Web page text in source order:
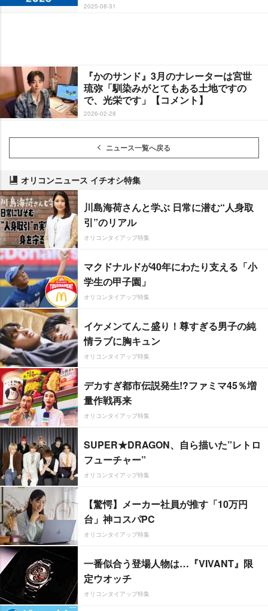
2025-08-31
『かのサンド』3月のナレーターは宮世
琉弥「馴染みがとてもある土地ですの
で、光栄です」【コメント】
2026-02-28
ニュース一覧へ戻る
オリコンニュース イチオシ特集
川島海荷さんと学ぶ 日常に潜む“人身取
引”のリアル
オリコンタイアップ特集
マクドナルドが40年にわたり支える「小
学生の甲子園」
オリコンタイアップ特集
イケメンてんこ盛り！尊すぎる男子の純
情ラブに胸キュン
オリコンタイアップ特集
デカすぎ都市伝説発生!?ファミマ45％増
量作戦再来
オリコンタイアップ特集
SUPER★DRAGON、自ら描いた”レトロ
フューチャー”
オリコンタイアップ特集
【驚愕】メーカー社員が推す「10万円
台」神コスパPC
オリコンタイアップ特集
一番似合う登場人物は…『VIVANT』限
定ウオッチ
オリコンタイアップ特集